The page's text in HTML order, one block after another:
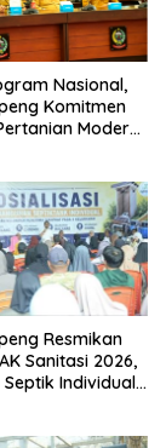
Nasional,
Komitmen
Modern
Resmikan
Sanitasi 2026,
Individual